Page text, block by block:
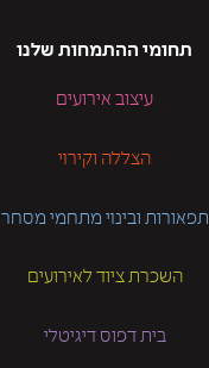
תחומי ההתמחות שלנו
עיצוב אירועים
הצללה וקירוי
תפאורות ובינוי מתחמי מסחר
השכרת ציוד לאירועים
בית דפוס דיגיטלי